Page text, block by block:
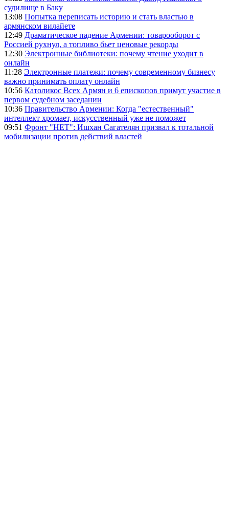
судилище в Баку
13:08 Попытка переписать историю и стать властью в
армянском вилайете
12:49 Драматическое падение Армении: товарооборот с
Россией рухнул, а топливо бьет ценовые рекорды
12:30 Электронные библиотеки: почему чтение уходит в
онлайн
11:28 Электронные платежи: почему современному бизнесу
важно принимать оплату онлайн
10:56 Католикос Всех Армян и 6 епископов примут участие в
первом судебном заседании
10:36 Правительство Армении: Когда "естественный"
интеллект хромает, искусственный уже не поможет
09:51 Фронт "НЕТ": Ишхан Сагателян призвал к тотальной
мобилизации против действий властей